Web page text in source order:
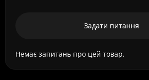
Задати питання
Немає запитань про цей товар.